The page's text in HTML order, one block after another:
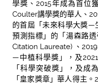
學獎、2015年成為首位
Coulter講學獎的華人、
的首屆「未來科學大獎—
預測指標」的「湯森路
Citation Laureate) 、
—中植科學獎」，及
「科學突破獎」，及成
「皇家獎章」華人得主